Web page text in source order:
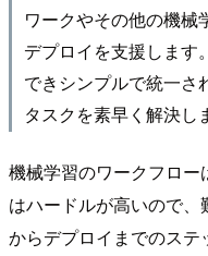
ワークやその他の機械
デプロイを支援します
できシンプルで統一さ
タスクを素早く解決し
機械学習のワークフロ
はハードルが高いので
からデプロイまでのス